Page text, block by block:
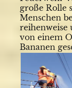
große Rolle
Menschen
reihenweise
von einem
Bananen